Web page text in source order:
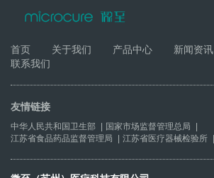
首页 关于我们 产品中心 新闻资讯
联系我们
友情链接
中华人民共和国卫生部 国家市场监督管理总局
江苏省食品药品监督管理局
江苏省医疗器械检验所